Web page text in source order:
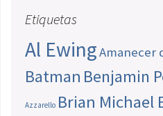
Etiquetas
Al EwingAmanecer
Batman Benjamin
Azzarello Brian Michael